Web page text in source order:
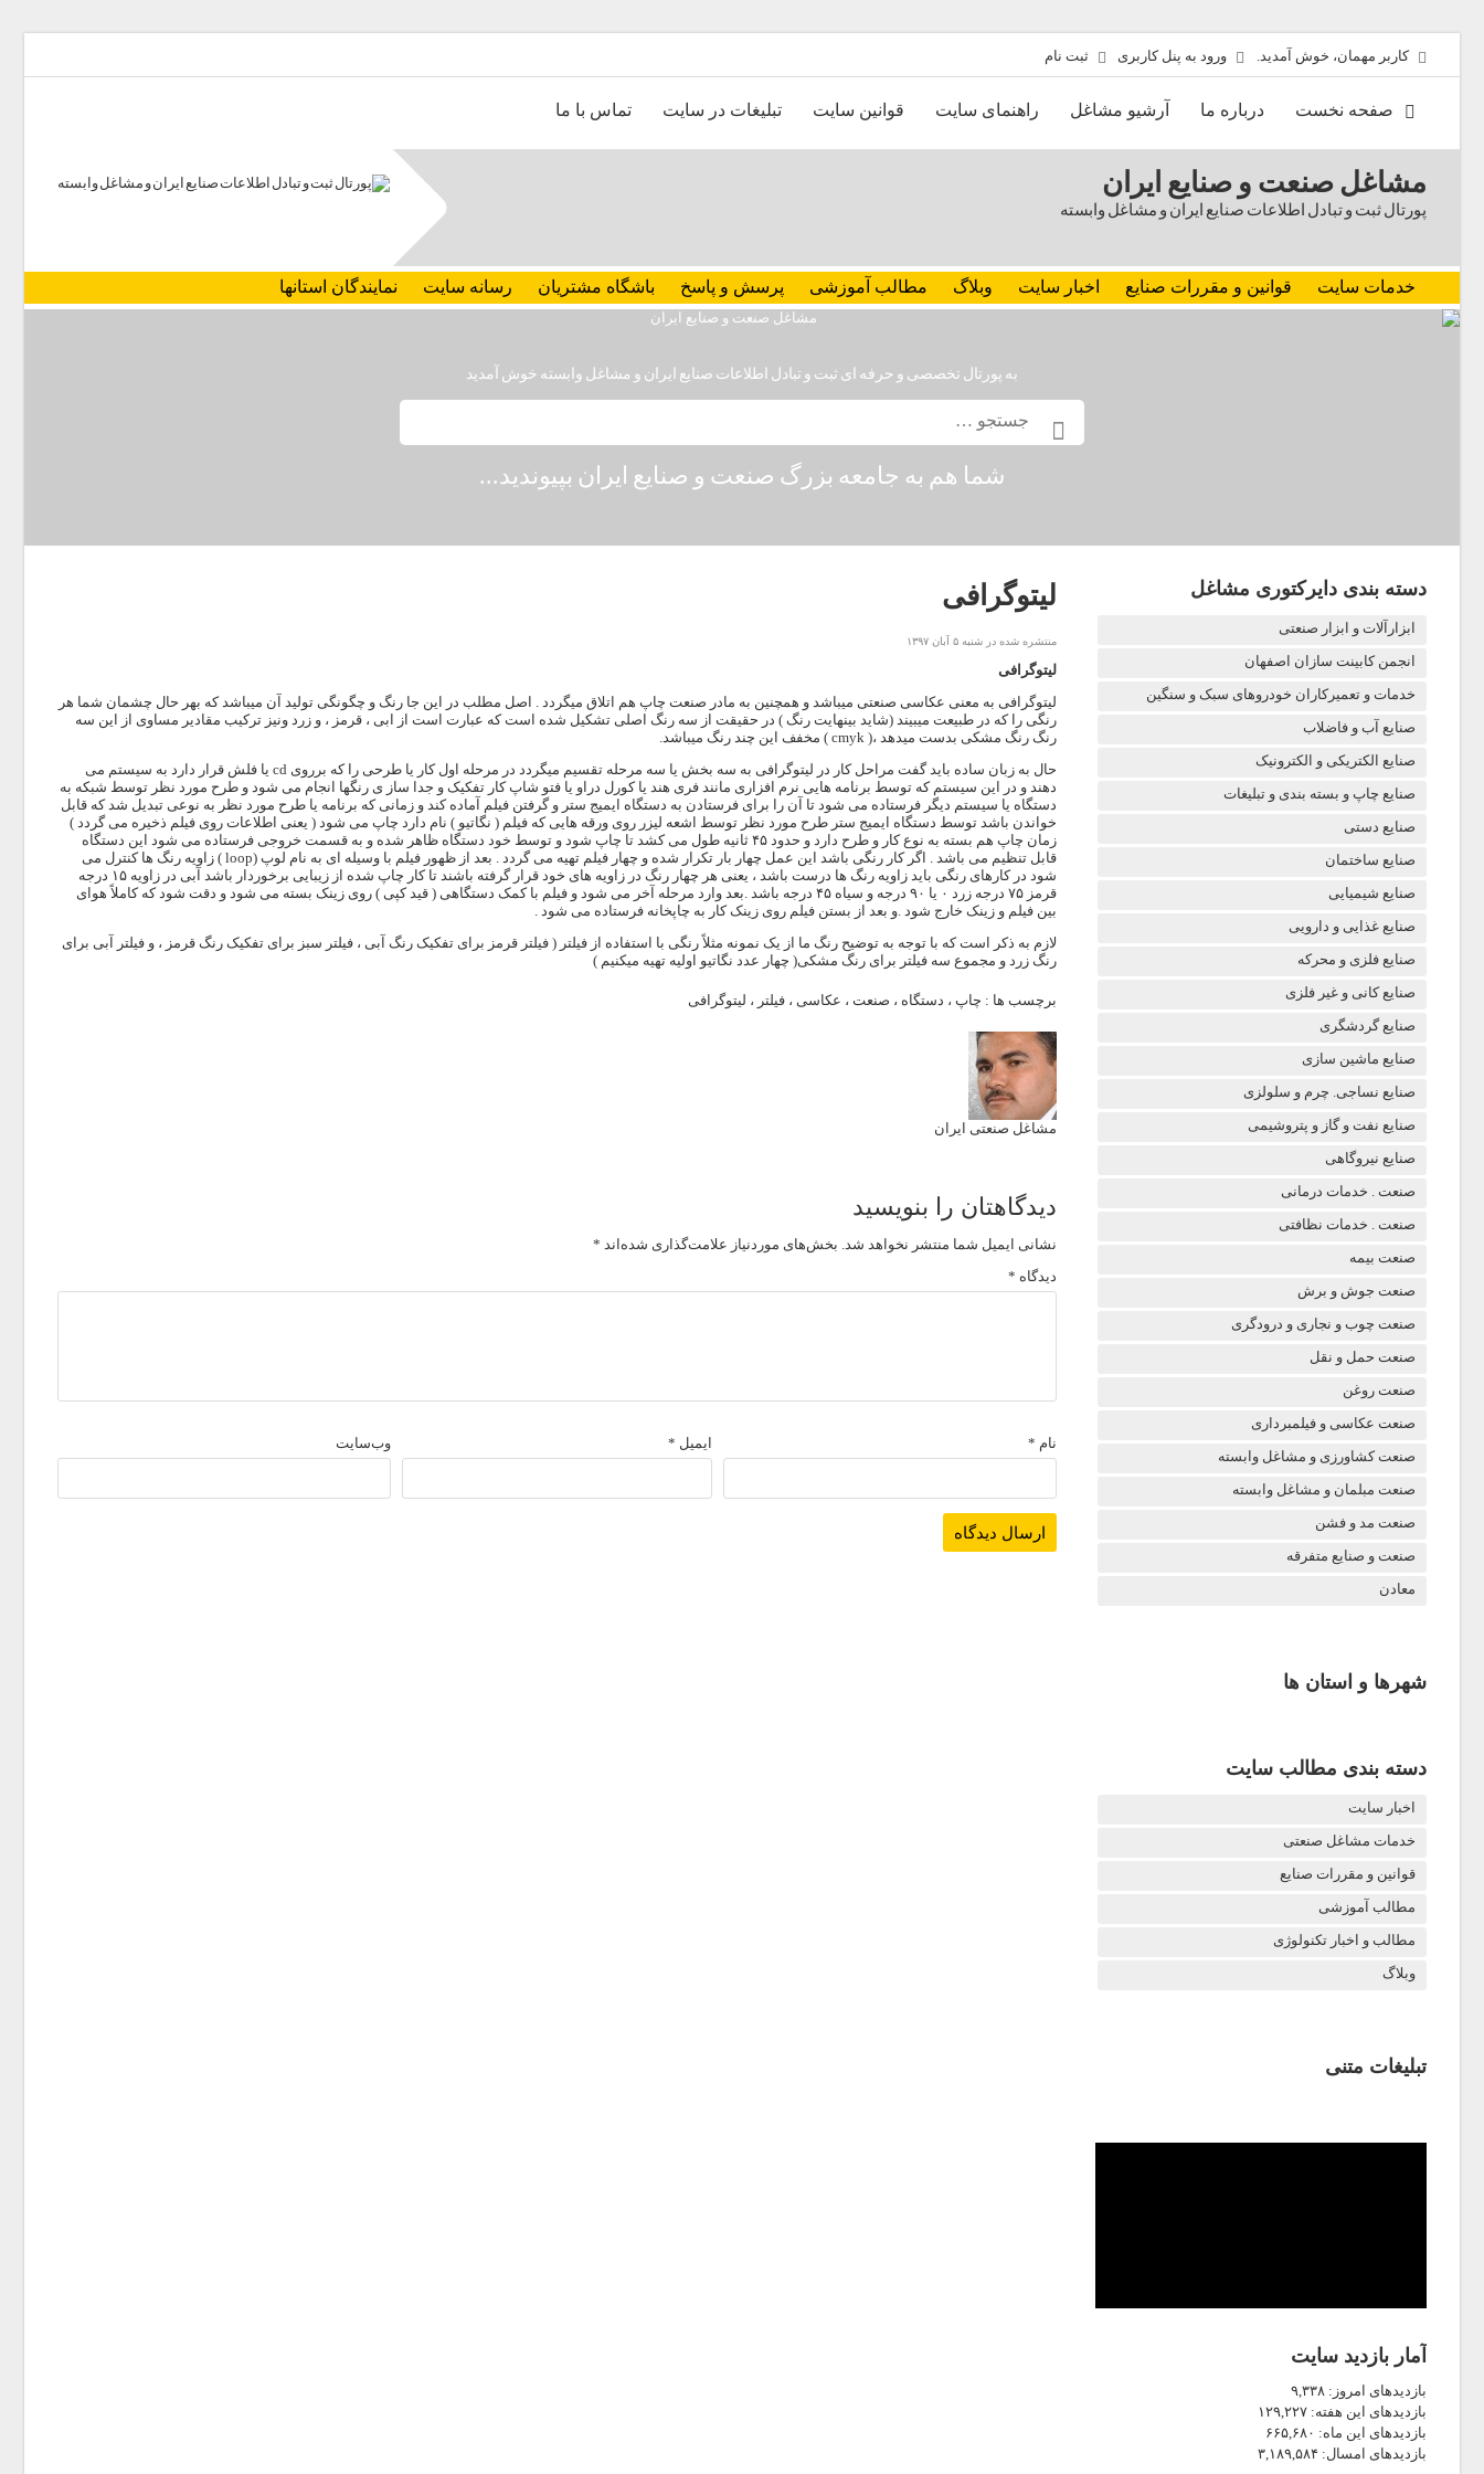
کاربر مهمان، خوش آمدید. ورود به پنل کاربری ثبت نام
صفحه نخست درباره ما آرشیو مشاغل راهنمای سایت قوانین سایت تبلیغات در سایت تماس با ما
مشاغل صنعت و صنایع ایران
پورتال ثبت و تبادل اطلاعات صنایع ایران و مشاغل وابسته
خدمات سایت قوانین و مقررات صنایع اخبار سایت وبلاگ مطالب آموزشی پرسش و پاسخ باشگاه مشتریان رسانه سایت نمایندگان استانها
به پورتال تخصصی و حرفه ای ثبت و تبادل اطلاعات صنایع ایران و مشاغل وابسته خوش آمدید
شما هم به جامعه بزرگ صنعت و صنایع ایران بپیوندید...
لیتوگرافی
منتشره شده در شنبه ۵ آبان ۱۳۹۷
لیتوگرافی
لیتوگرافیبه معنیعکاسی صنعتیمیباشد و همچنین به مادر صنعت چاپهم اتلاق میگردد . اصل مطلب در این جا رنگ و چگونگی تولید آن میباشد که بهر حال چشمان شما هر
رنگی را که در طبیعت میبیند (شاید بینهایت رنگ ) در حقیقت از سه رنگ اصلی تشکیل شده است که عبارت است از ابی ، قرمز ، و زرد ونیز ترکیب مقادیر مساوی از این سه
رنگ رنگ مشکی بدست میدهد ،( cmyk ) مخفف این چند رنگ میباشد.
حال به زبان ساده باید گفت مراحل کار در لیتوگرافی به سه بخش یا سه مرحله تقسیم میگردد در مرحله اول کار یا طرحی را که برروی cd یا فلش قرار دارد به سیستم می
دهند و در این سیستم که توسط برنامه هایی نرم افزاریمانند فری هند یا کورل دراو یا فتو شاپ کار تفکیک و جدا ساز یرنگها انجام می شود و طرح مورد نظر توسط شبکه به
دستگاه یا سیستم دیگر فرستاده می شود تا آن را برای فرستادن به دستگاه ایمیج ستر و گرفتن فیلم آماده کند و زمانی که برنامه یا طرح مورد نظر به نوعی تبدیل شد که قابل
خواندن باشد توسط دستگاه ایمیج ستر طرح مورد نظر توسط اشعه لیزر روی ورقه هایی که فیلم ( نگاتیو ) نام دارد چاپ می شود ( یعنی اطلاعات روی فیلم ذخیره می گردد )
زمان چاپ هم بسته به نوع کار و طرح دارد و حدود ۴۵ ثانیه طول می کشد تا چاپ شود و توسط خود دستگاه ظاهر شده و به قسمت خروجی فرستاده می شود این دستگاه
قابل تنظیم می باشد . اگر کار رنگی باشد این عمل چهار بار تکرار شده و چهار فیلم تهیه می گردد . بعد از ظهور فیلم با وسیله ای به نام لوپ (loop )
زاویه رنگ ها کنترل می
شود در کارهای رنگی باید زاویه رنگ ها درست باشد ، یعنی هر چهار رنگ در زاویه های خود قرار گرفته باشند تا کار چاپ شده از زیبایی برخوردار باشد آبی در زاویه ۱۵ درجه
قرمز ۷۵ درجه زرد ۰ یا ۹۰ درجه و سیاه ۴۵ درجه باشد .بعد وارد مرحله آخر می شود و فیلم با کمک دستگاهی ( قید کپی ) روی زینک بسته می شود و دقت شود که کاملاً هوای
بین فیلم و زینک خارج شود .و بعد از بستن فیلم روی زینک کار به چاپخانه فرستاده می شود .
لازم به ذکر است که با توجه به توضیح رنگ ما از یک نمونه مثلاً رنگی با استفاده از فیلتر ( فیلتر قرمز برای تفکیک رنگ آبی ، فیلتر سبز برای تفکیک رنگ قرمز ، و فیلتر آبی برای
رنگ زرد و مجموع سه فیلتر برای رنگ مشکی( چهار عدد نگاتیو اولیه تهیه میکنیم )
برچسب ها : چاپ، دستگاه ، صنعت، عکاسی، فیلتر ، لیتوگرافی
مشاغل صنعتی ایران
دیدگاهتان را بنویسید
نشانی ایمیل شما منتشر نخواهد شد. بخش‌های موردنیاز علامت‌گذاری شده‌اند *
دیدگاه *
نام * ایمیل * وب‌سایت
دسته بندی دایرکتوری مشاغل
ابزارآلات و ابزار صنعتی
انجمن کابینت سازان اصفهان
خدمات و تعمیرکاران خودروهای سبک و سنگین
صنایع آب و فاضلاب
صنایع الکتریکی و الکترونیک
صنایع چاپ و بسته بندی و تبلیغات
صنایع دستی
صنایع ساختمان
صنایع شیمیایی
صنایع غذایی و دارویی
صنایع فلزی و محرکه
صنایع کانی و غیر فلزی
صنایع گردشگری
صنایع ماشین سازی
صنایع نساجی. چرم و سلولزی
صنایع نفت و گاز و پتروشیمی
صنایع نیروگاهی
صنعت . خدمات درمانی
صنعت . خدمات نظافتی
صنعت بیمه
صنعت جوش و برش
صنعت چوب و نجاری و درودگری
صنعت حمل و نقل
صنعت روغن
صنعت عکاسی و فیلمبرداری
صنعت کشاورزی و مشاغل وابسته
صنعت مبلمان و مشاغل وابسته
صنعت مد و فشن
صنعت و صنایع متفرقه
معادن
شهرها و استان ها
دسته بندی مطالب سایت
اخبار سایت
خدمات مشاغل صنعتی
قوانین و مقررات صنایع
مطالب آموزشی
مطالب و اخبار تکنولوژی
وبلاگ
تبلیغات متنی
آمار بازدید سایت
بازدیدهای امروز: ۹,۳۳۸
بازدیدهای این هفته: ۱۲۹,۲۲۷
بازدیدهای این ماه: ۶۶۵,۶۸۰
بازدیدهای امسال: ۳,۱۸۹,۵۸۴